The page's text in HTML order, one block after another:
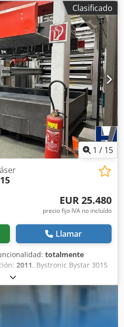
espesor de chapa de aluminio
4400 con eje rotativo Control
Datos técnicos:
X, Y: 3000 x 1500 mm Área
Carrera del cabezal de corte
N Rgmjfx Ahlsk
de sujeción: 15-315 mm
del mandril: 15-155 mm
de perfil: 2700 mm
de material acero: 25 mm
inoxidable: 20 mm Espesor de
aprox.: 13.500 kg Los datos
de la máquina no son
Clasificado
1 / 15
EUR 25.480
precio fijo IVA no incluído
Llamar
totalmente
2011, Bystronic Bystar 3015
Bytrans Cross 3015
Medio láser: CO2 Diámetro del
4,4 kW Dimensiones de la
3500 (con extracción Doldson)
3000/1500 mm Área de corte